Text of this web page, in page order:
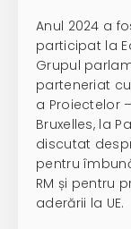
Anul 2024 a
participat la
Grupul
parteneriat
a Proiectelor
Bruxelles, la
discutat
pentru
RM și pentru
aderării la UE.